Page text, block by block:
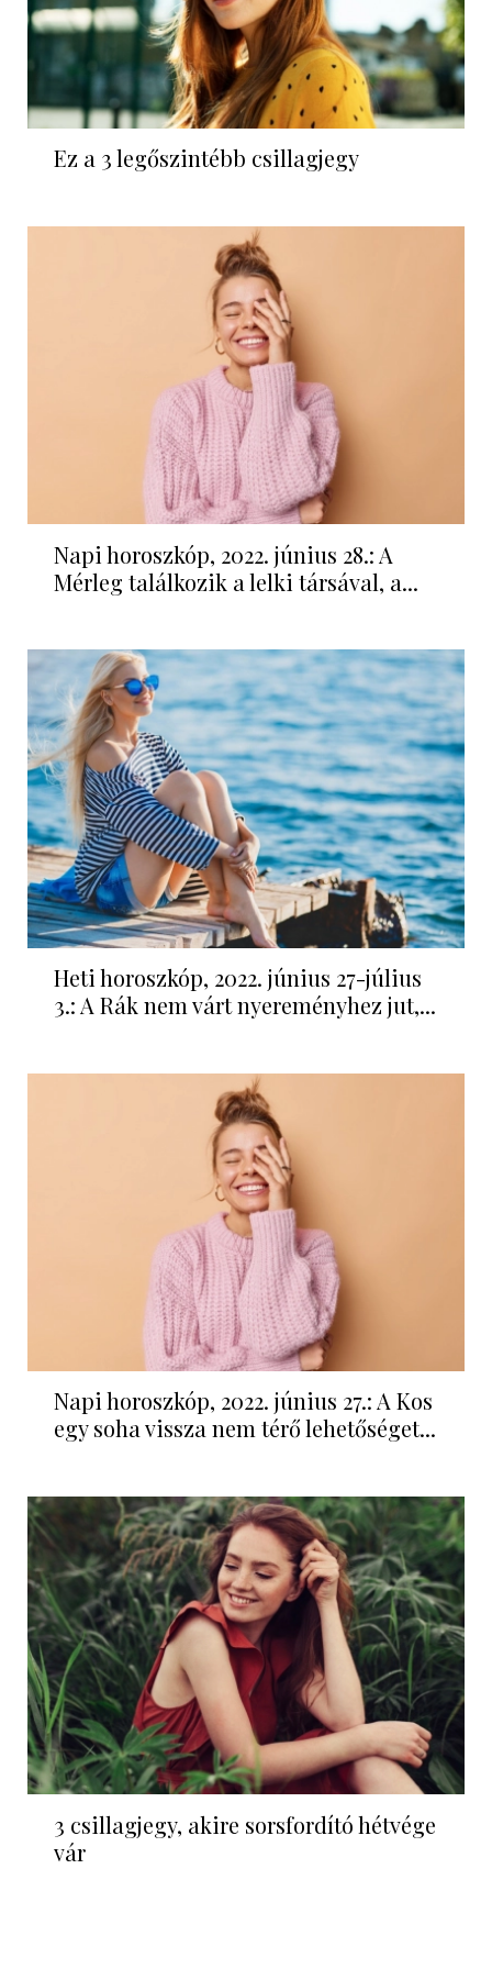
Ez a 3 legőszintébb csillagjegy
Napi horoszkóp, 2022. június 28.: A
Mérleg találkozik a lelki társával, a...
Heti horoszkóp, 2022. június 27-július
3.: A Rák nem várt nyereményhez jut,...
Napi horoszkóp, 2022. június 27.: A Kos
egy soha vissza nem térő lehetőséget...
3 csillagjegy, akire sorsfordító hétvége
vár